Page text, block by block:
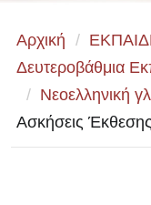
Αρχική /
Δευτεροβάθμια
/ Νεοελληνική
Ασκήσεις